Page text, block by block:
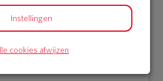
alle donateurs
Instellingen
cookies afwijzen